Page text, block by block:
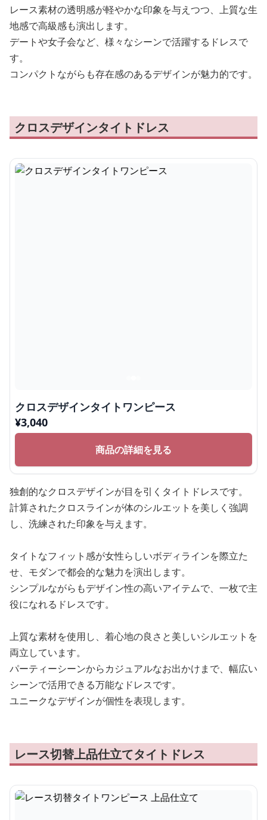
レース素材の透明感が軽やかな印象を与えつつ、上質な生
地感で高級感も演出します。
デートや女子会など、様々なシーンで活躍するドレスで
す。
コンパクトながらも存在感のあるデザインが魅力的です。
クロスデザインタイトドレス
クロスデザインタイトワンピース
¥3,040
商品の詳細を見る
独創的なクロスデザインが目を引くタイトドレスです。
計算されたクロスラインが体のシルエットを美しく強調
し、洗練された印象を与えます。
タイトなフィット感が女性らしいボディラインを際立た
せ、モダンで都会的な魅力を演出します。
シンプルながらもデザイン性の高いアイテムで、一枚で主
役になれるドレスです。
上質な素材を使用し、着心地の良さと美しいシルエットを
両立しています。
パーティーシーンからカジュアルなお出かけまで、幅広い
シーンで活用できる万能なドレスです。
ユニークなデザインが個性を表現します。
レース切替上品仕立てタイトドレス